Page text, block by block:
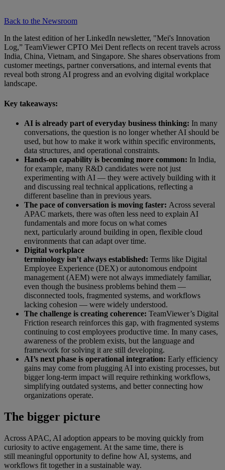
Back to the Newsroom
In the latest edition of her LinkedIn newsletter, "Mei's Innovation
Log,” TeamViewer CPTO Mei Dent reflects on recent travels across
India, China, Vietnam, and Singapore. She shares observations from
customer meetings, partner conversations, and internal events that
reveal both strong AI progress and an evolving digital workplace
landscape.
Key takeaways:
AI is already part of everyday business thinking: In many
conversations, the question is no longer whether AI should be
used, but how to make it work within specific environments,
data structures, and operational constraints.
Hands-on capability is becoming more common: In India,
for example, many R&D candidates were not just
experimenting with AI — they were actively building with it
and discussing real technical applications, reflecting a
different baseline than in previous years.
The pace of conversation is moving faster: Across several
APAC markets, there was often less need to explain AI
fundamentals and more focus on what comes
next, particularly around building in open, flexible cloud
environments that can adapt over time.
Digital workplace
terminology isn’t always established: Terms like Digital
Employee Experience (DEX) or autonomous endpoint
management (AEM) were not always immediately familiar,
even though the business problems behind them —
disconnected tools, fragmented systems, and workflows
lacking cohesion — were widely understood.
The challenge is creating coherence: TeamViewer’s Digital
Friction research reinforces this gap, with fragmented systems
continuing to cost employees productive time. In many cases,
awareness of the problem exists, but the language and
framework for solving it are still developing.
AI’s next phase is operational integration: Early efficiency
gains may come from plugging AI into existing processes, but
bigger long-term impact will require rethinking workflows,
simplifying outdated systems, and better connecting how
organizations operate.
The bigger picture
Across APAC, AI adoption appears to be moving quickly from
curiosity to active engagement. At the same time, there is
still meaningful opportunity to define how AI, systems, and
workflows fit together in a sustainable way.